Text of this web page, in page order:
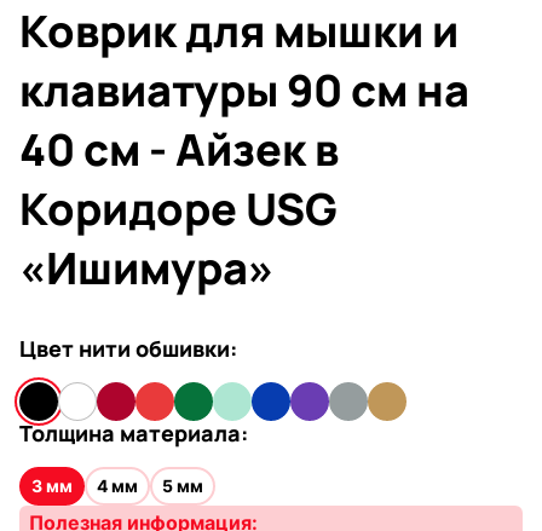
Коврик для мышки и
клавиатуры 90 см на
40 см - Айзек в
Коридоре USG
«Ишимура»
Цвет нити обшивки:
Толщина материала:
3 мм 4 мм 5 мм
Полезная информация: